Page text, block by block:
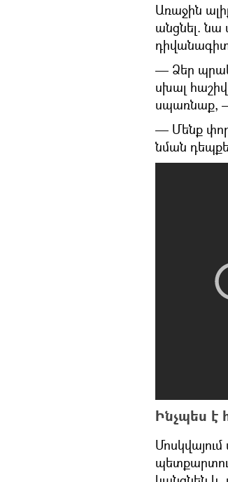
Առաջին
անցնել. նա
— Ձեր
սխալ
սպառնաք,
— Մենք
նման
Ինչպես է